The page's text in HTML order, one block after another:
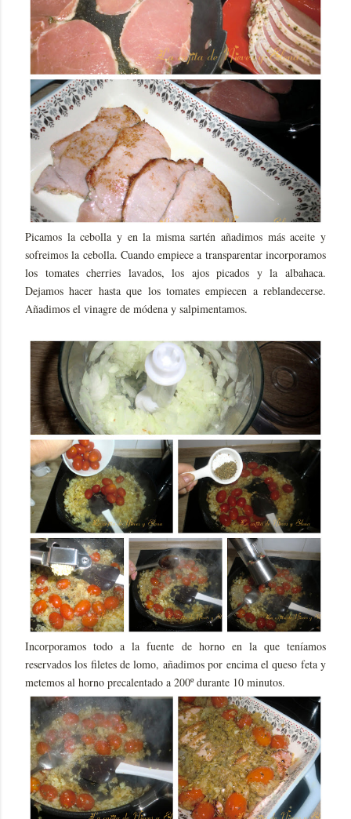
Picamos la cebolla y en la misma sartén añadimos más aceite y
sofreimos la cebolla. Cuando empiece a transparentar incorporamos
los tomates cherries lavados, los ajos picados y la albahaca.
Dejamos hacer hasta que los tomates empiecen a reblandecerse.
Añadimos el vinagre de módena y salpimentamos.
Incorporamos todo a la fuente de horno en la que teníamos
reservados los filetes de lomo, añadimos por encima el queso feta y
metemos al horno precalentado a 200º durante 10 minutos.